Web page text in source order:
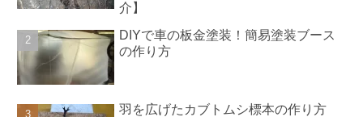
介】
DIYで車の板金塗装！簡易塗装ブース
の作り方
羽を広げたカブトムシ標本の作り方